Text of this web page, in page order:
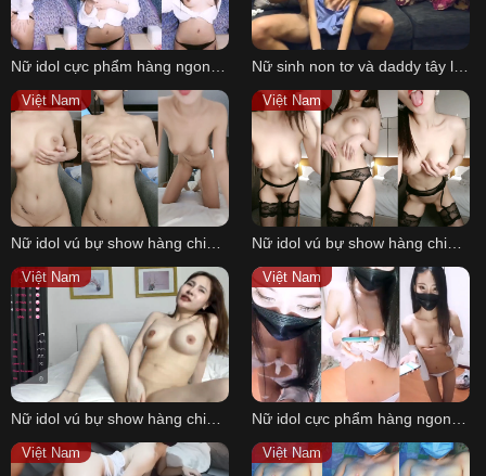
Việt Nam Việt Nam
Việt Nam
Nữ idol vú bự show hàng chiều lòng fan P1
Việt Nam
Nữ idol cực phẩm hàng ngon trên sóng livestream P1
Việt Nam Việt Nam